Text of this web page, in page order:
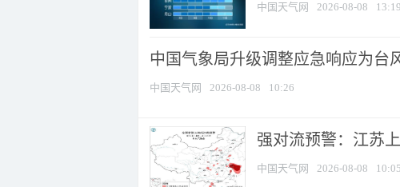
中国天气网 2026-08-08 13:19
中国气象局升级调整应急响应为台
中国天气网 2026-08-08 10:26
强对流预警：江苏
中国天气网 2026-08-08 10:05